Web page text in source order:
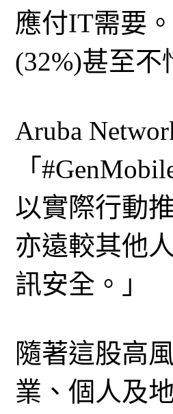
應付IT需要
(32%)甚至
Aruba
「
以實際行動
亦遠較其他
訊安全。」
隨著這股高
業、個人及